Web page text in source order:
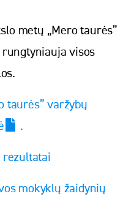
metų „Mero taurės”
visos
taurės” varžybų
.
rezultatai
mokyklų žaidynių